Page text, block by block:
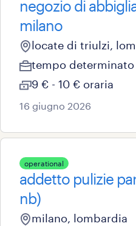
negozio di
milano
locate di triulzi,
tempo determinato
9 € - 10 € oraria
16 giugno 2026
operational
addetto pulizie
nb)
milano, lombardia